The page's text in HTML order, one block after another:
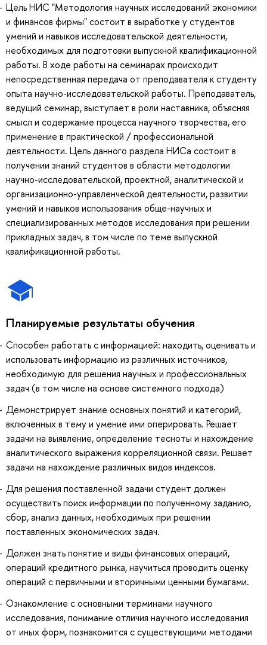
Цель НИС "Методология научных исследований экономики
и финансов фирмы" состоит в выработке у студентов
умений и навыков исследовательской деятельности,
необходимых для подготовки выпускной квалификационной
работы. В ходе работы на семинарах происходит
непосредственная передача от преподавателя к студенту
опыта научно-исследовательской работы. Преподаватель,
ведущий семинар, выступает в роли наставника, объясняя
смысл и содержание процесса научного творчества, его
применение в практической / профессиональной
деятельности. Цель данного раздела НИСа состоит в
получении знаний студентов в области методологии
научно-исследовательской, проектной, аналитической и
организационно-управленческой деятельности, развитии
умений и навыков использования обще-научных и
специализированных методов исследования при решении
прикладных задач, в том числе по теме выпускной
квалификационной работы.
Планируемые результаты обучения
Способен работать с информацией: находить, оценивать и
использовать информацию из различных источников,
необходимую для решения научных и профессиональных
задач (в том числе на основе системного подхода)
Демонстрирует знание основных понятий и категорий,
включенных в тему и умение ими оперировать. Решает
задачи на выявление, определение тесноты и нахождение
аналитического выражения корреляционной связи. Решает
задачи на нахождение различных видов индексов.
Для решения поставленной задачи студент должен
осуществить поиск информации по полученному заданию,
сбор, анализ данных, необходимых при решении
поставленных экономических задач.
Должен знать понятие и виды финансовых операций,
операций кредитного рынка, научиться проводить оценку
операций с первичными и вторичными ценными бумагами.
Ознакомление с основными терминами научного
исследования, понимание отличия научного исследования
от иных форм, познакомится с существующими методами